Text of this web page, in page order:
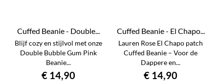
Cuffed Beanie - Double...
Blijf cozy en stijlvol met onze
Double Bubble Gum Pink
Beanie...
€ 14,90
Cuffed Beanie - El Chapo...
Lauren Rose El Chapo patch
Cuffed Beanie – Voor de
Dappere en...
€ 14,90